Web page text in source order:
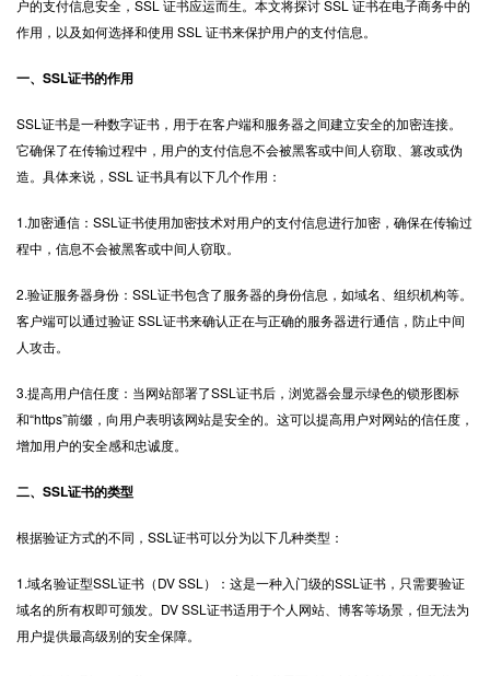
户的支付信息安全， SSL 证书应运而生。本文将探讨 SSL 证书在电子商务中的
作用，以及如何选择和使用 SSL 证书来保护用户的支付信息。
一、SSL证书的作用
SSL证书是一种数字证书，用于在客户端和服务器之间建立安全的加密连接。
它确保了在传输过程中，用户的支付信息不会被黑客或中间人窃取、篡改或伪
造。具体来说，SSL 证书具有以下几个作用：
1.加密通信：SSL证书使用加密技术对用户的支付信息进行加密，确保在传输过
程中，信息不会被黑客或中间人窃取。
2.验证服务器身份：SSL证书包含了服务器的身份信息，如域名、组织机构等。
客户端可以通过验证 SSL证书来确认正在与正确的服务器进行通信，防止中间
人攻击。
3.提高用户信任度：当网站部署了SSL证书后，浏览器会显示绿色的锁形图标
和“https”前缀，向用户表明该网站是安全的。这可以提高用户对网站的信任度，
增加用户的安全感和忠诚度。
二、SSL证书的类型
根据验证方式的不同，SSL证书可以分为以下几种类型：
1.域名验证型SSL证书（DV SSL）：这是一种入门级的SSL证书，只需要验证
域名的所有权即可颁发。DV SSL证书适用于个人网站、博客等场景，但无法为
用户提供最高级别的安全保障。